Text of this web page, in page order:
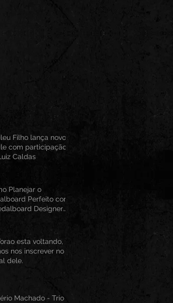
Filho lança novo
com participação
Caldas
Planejar o
Perfeito com
Designer
esta voltando,
nos inscrever no
dele.
Machado - Trio